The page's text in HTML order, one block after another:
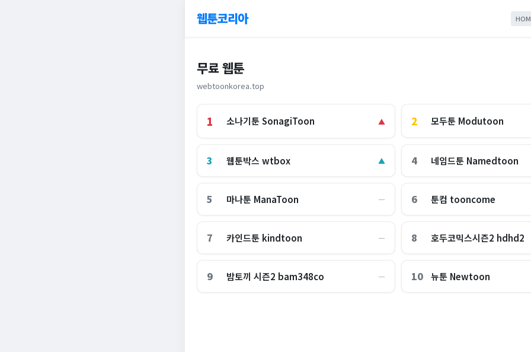
웹툰코리아
무료 웹툰
webtoonkorea.top
1 소나기툰 SonagiToon ▲ 2 모두툰 Modutoon
3 웹툰박스 wtbox ▲ 4 네임드툰 Namedtoon
5 마나툰 ManaToon ― 6 툰컴 tooncome
7 카인드툰 kindtoon ― 8 호두코믹스시즌2 hdhd2
9 밤토끼 시즌2 bam348co ― 10 뉴툰 Newtoon